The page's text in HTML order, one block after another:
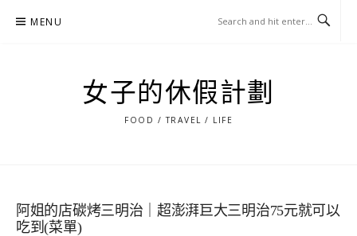
MENU
女子的休假計劃
FOOD / TRAVEL / LIFE
阿姐的店碳烤三明治｜超澎湃巨大三明治75元就可以
吃到(菜單)